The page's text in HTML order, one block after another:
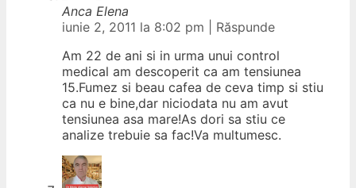
Anca Elena
iunie 2, 2011 la 8:02 pm
Răspunde
Am 22 de ani si in urma unui control
medical am descoperit ca am tensiunea
15.Fumez si beau cafea de ceva timp si stiu
ca nu e bine,dar niciodata nu am avut
tensiunea asa mare!As dori sa stiu ce
analize trebuie sa fac!Va multumesc.